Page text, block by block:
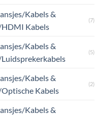
Kabels &
Kabels
(7)
Kabels &
(5)
Kabels &
Kabels
(2)
Kabels &